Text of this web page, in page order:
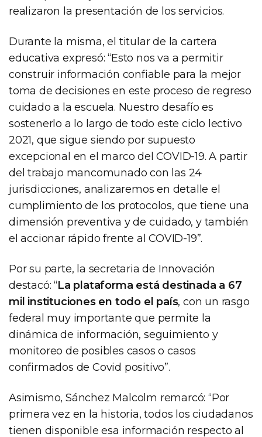
realizaron la presentación de los servicios.
Durante la misma, el titular de la cartera
educativa expresó: “Esto nos va a permitir
construir información confiable para la mejor
toma de decisiones en este proceso de regreso
cuidado a la escuela. Nuestro desafío es
sostenerlo a lo largo de todo este ciclo lectivo
2021, que sigue siendo por supuesto
excepcional en el marco del COVID-19. A partir
del trabajo mancomunado con las 24
jurisdicciones, analizaremos en detalle el
cumplimiento de los protocolos, que tiene una
dimensión preventiva y de cuidado, y también
el accionar rápido frente al COVID-19”.
Por su parte, la secretaria de Innovación
destacó: “La plataforma está destinada a 67
mil instituciones en todo el país, con un rasgo
federal muy importante que permite la
dinámica de información, seguimiento y
monitoreo de posibles casos o casos
confirmados de Covid positivo”.
Asimismo, Sánchez Malcolm remarcó: “Por
primera vez en la historia, todos los ciudadanos
tienen disponible esa información respecto al